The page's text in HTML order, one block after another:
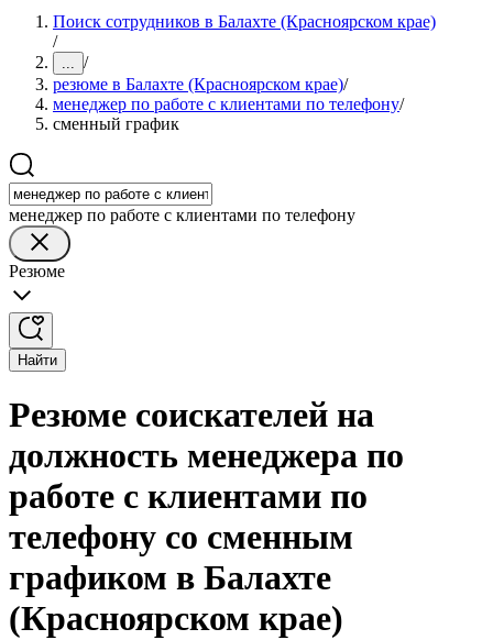
Поиск сотрудников в Балахте (Красноярском крае)
/
... /
резюме в Балахте (Красноярском крае)/
менеджер по работе с клиентами по телефону/
сменный график
менеджер по работе с клиентами по телефону
Резюме
Найти
Резюме соискателей на
должность менеджера по
работе с клиентами по
телефону со сменным
графиком в Балахте
(Красноярском крае)